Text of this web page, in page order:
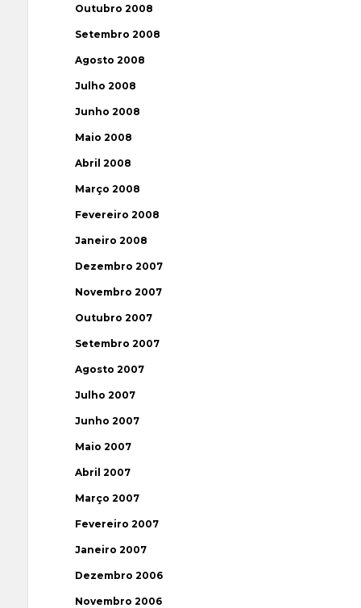
Outubro 2008
Setembro 2008
Agosto 2008
Julho 2008
Junho 2008
Maio 2008
Abril 2008
Março 2008
Fevereiro 2008
Janeiro 2008
Dezembro 2007
Novembro 2007
Outubro 2007
Setembro 2007
Agosto 2007
Julho 2007
Junho 2007
Maio 2007
Abril 2007
Março 2007
Fevereiro 2007
Janeiro 2007
Dezembro 2006
Novembro 2006